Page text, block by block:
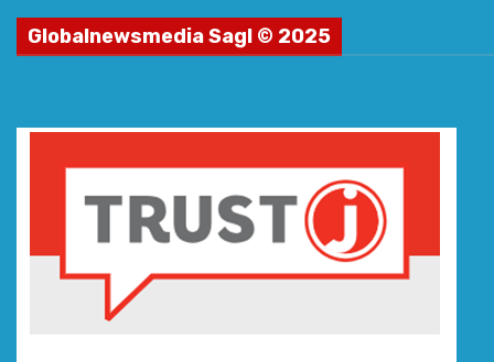
Globalnewsmedia Sagl © 2025